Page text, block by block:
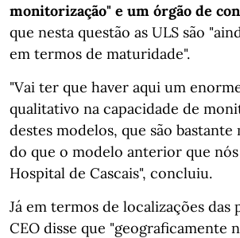
monitorização" e um órgão de
que nesta questão as ULS são
em termos de maturidade".
"Vai ter que haver aqui um
qualitativo na capacidade de
destes modelos, que são bastante
do que o modelo anterior que
Hospital de Cascais", concluiu.
Já em termos de localizações das
CEO disse que "geograficamente